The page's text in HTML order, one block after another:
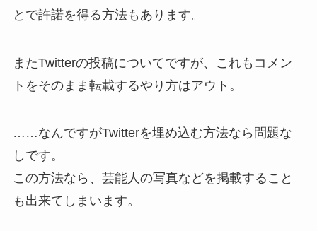
とで許諾を得る方法もあります。
またTwitterの投稿についてですが、これもコメン
トをそのまま転載するやり方はアウト。
……なんですがTwitterを埋め込む方法なら問題な
しです。
この方法なら、芸能人の写真などを掲載すること
も出来てしまいます。